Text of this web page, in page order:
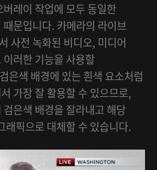
레이 작업에 모두 동일한
문입니다. 카메라의 라이브
사전 녹화된 비디오, 미디어
러한 기능을 사용할
은색 배경에 있는 흰색 요소처럼
가장 잘 활용할 수 있으므로,
은색 배경을 잘라내고 해당
래픽으로 대체할 수 있습니다.